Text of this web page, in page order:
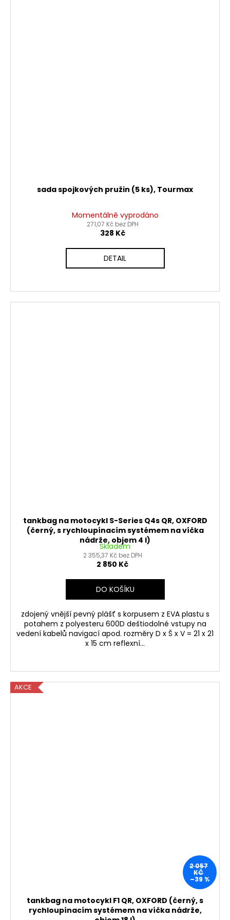
sada spojkových pružin (5 ks), Tourmax
Momentálně vyprodáno
271,07 Kč bez DPH
328 Kč
DETAIL
tankbag na motocykl S-Series Q4s QR, OXFORD
(černý, s rychloupínacím systémem na víčka
nádrže, objem 4 l)
Skladem
2 355,37 Kč bez DPH
2 850 Kč
DO KOŠÍKU
zdojený vnější pevný plášť s korpusem z EVA plastu s
potahem z polyesteru 600D deštiodolné vstupy na
vedení kabelů navigací apod. rozměry D x Š x V = 21 x 21
x 15 cm reflexní...
AKCE
2 057
KČ
–39 %
tankbag na motocykl F1 QR, OXFORD (černý, s
rychloupínacím systémem na víčka nádrže,